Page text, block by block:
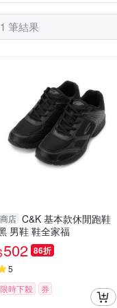
1 筆結果
商店 C&K 基本款休閒跑鞋
男鞋 鞋全家福
502 86折
5
限時下殺
券